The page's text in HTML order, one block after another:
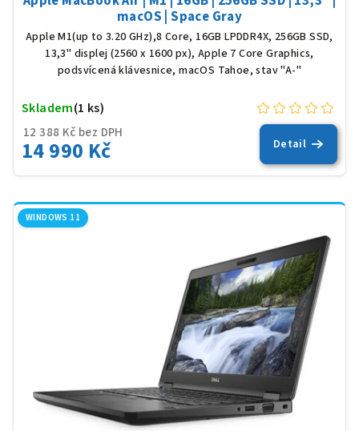
macOS | Space Gray
Apple M1(up to 3.20 GHz),8 Core, 16GB LPDDR4X, 256GB SSD,
13,3" displej (2560 x 1600 px), Apple 7 Core Graphics,
podsvícená klávesnice, macOS Tahoe, stav "A-"
12 388 Kč bez DPH
14 990 Kč
Skladem(1 ks)
Detail
WINDOWS 11